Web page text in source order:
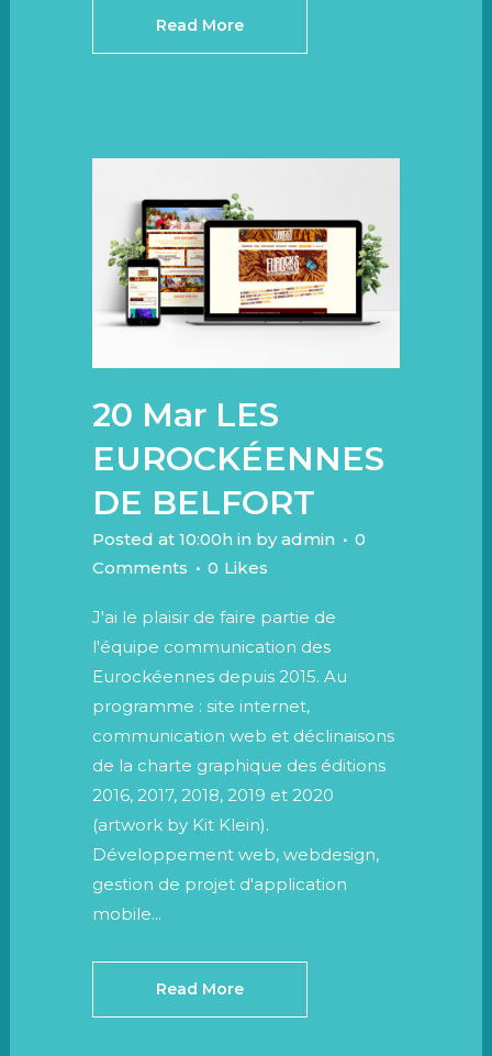
Read More
20 Mar LES
EUROCKÉENNES
DE BELFORT
Posted at 10:00h in byadmin
0
Comments
0 Likes
J'ai le plaisir de faire partie de
l'équipe communication des
Eurockéennes depuis 2015. Au
programme : site internet,
communication web et déclinaisons
de la charte graphique des éditions
2016, 2017, 2018, 2019 et 2020
(artwork by Kit Klein).
Développement web, webdesign,
gestion de projet d'application
mobile...
Read More